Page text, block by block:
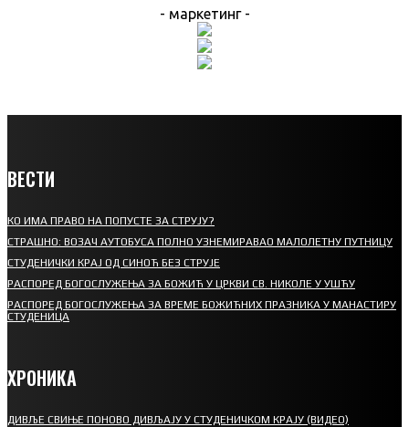
- маркетинг -
ВЕСТИ
КО ИМА ПРАВО НА ПОПУСТЕ ЗА СТРУЈУ?
СТРАШНО: ВОЗАЧ АУТОБУСА ПОЛНО УЗНЕМИРАВАО МАЛОЛЕТНУ ПУТНИЦУ
СТУДЕНИЧКИ КРАЈ ОД СИНОЋ БЕЗ СТРУЈЕ
РАСПОРЕД БОГОСЛУЖЕЊА ЗА БОЖИЋ У ЦРКВИ СВ. НИКОЛЕ У УШЋУ
РАСПОРЕД БОГОСЛУЖЕЊА ЗА ВРЕМЕ БОЖИЋНИХ ПРАЗНИКА У МАНАСТИРУ
СТУДЕНИЦА
ХРОНИКА
ДИВЉЕ СВИЊЕ ПОНОВО ДИВЉАЈУ У СТУДЕНИЧКОМ КРАЈУ (ВИДЕО)